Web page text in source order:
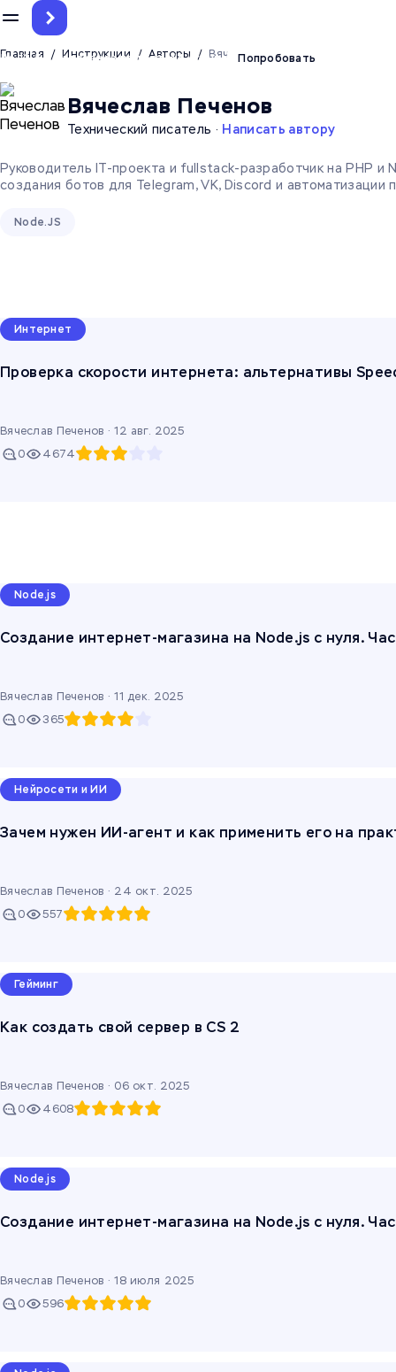
До 12.5 млн токенов на тест ИИ-агента Попробовать
Главная / Инструкции / Авторы / Вячеслав Печенов
Вячеслав Печенов
Технический писатель · Написать автору
Руководитель IT-проекта и fullstack-разработчик на PHP и
создания ботов для Telegram, VK, Discord и автоматизации
Node.JS
Интернет
Проверка скорости интернета: альтернативы
Вячеслав Печенов ·12 авг. 2025
0
4674
Node.js
Создание интернет-магазина на Node.js с нуля.
Вячеслав Печенов ·11 дек. 2025
0
365
Нейросети и ИИ
Зачем нужен ИИ-агент и как применить его на
Вячеслав Печенов · 24 окт. 2025
0
557
Гейминг
Как создать свой сервер в CS 2
Вячеслав Печенов · 06 окт. 2025
0
4608
Node.js
Создание интернет-магазина на Node.js с нуля.
Вячеслав Печенов ·18 июля 2025
0
596